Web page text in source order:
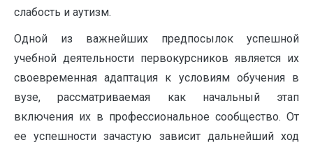
слабость и аутизм.
Одной из важнейших предпосылок успешной
учебной деятельности первокурсников является их
своевременная адаптация к условиям обучения в
вузе, рассматриваемая как начальный этап
включения их в профессиональное сообщество. От
ее успешности зачастую зависит дальнейший ход